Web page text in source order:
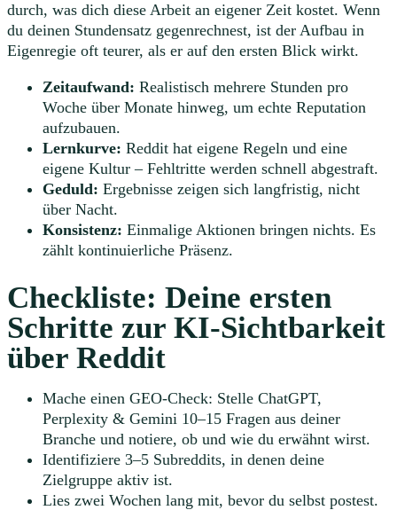
durch, was dich diese Arbeit an eigener Zeit kostet. Wenn
du deinen Stundensatz gegenrechnest, ist der Aufbau in
Eigenregie oft teurer, als er auf den ersten Blick wirkt.
Zeitaufwand: Realistisch mehrere Stunden pro
Woche über Monate hinweg, um echte Reputation
aufzubauen.
Lernkurve: Reddit hat eigene Regeln und eine
eigene Kultur – Fehltritte werden schnell abgestraft.
Geduld: Ergebnisse zeigen sich langfristig, nicht
über Nacht.
Konsistenz: Einmalige Aktionen bringen nichts. Es
zählt kontinuierliche Präsenz.
Checkliste: Deine ersten
Schritte zur KI-Sichtbarkeit
über Reddit
Mache einen GEO-Check: Stelle ChatGPT,
Perplexity & Gemini 10–15 Fragen aus deiner
Branche und notiere, ob und wie du erwähnt wirst.
Identifiziere 3–5 Subreddits, in denen deine
Zielgruppe aktiv ist.
Lies zwei Wochen lang mit, bevor du selbst postest.